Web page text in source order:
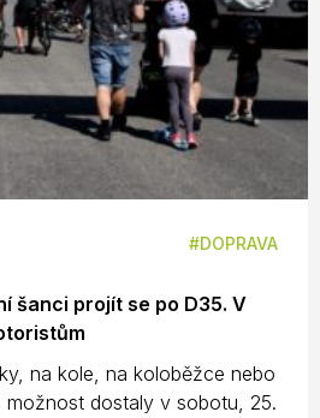
DOPRAVA
šanci projít se po D35. V
na kole, na koloběžce nebo
možnost dostaly v sobotu, 25.